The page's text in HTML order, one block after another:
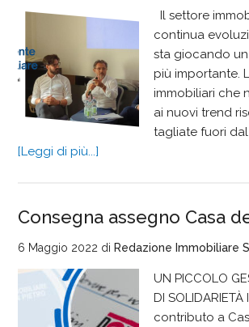
Il settore
continua
sta giocando
più importante.
immobiliari che
ai nuovi trend
tagliate fuori
[Leggi di più...]
Consegna assegno Casa
6 Maggio 2022 di Redazione Immobiliare
UN PICCOLO
DI
contributo a